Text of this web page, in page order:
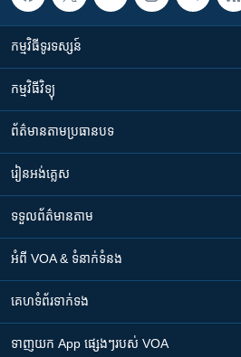
កម្មវិធី​ទូរទស្សន៍
កម្មវិធី​វិទ្យុ
ព័ត៌មាន​តាមប្រធានបទ​
រៀន​​អង់គ្លេស
ទទួល​ព័ត៌មាន​តាម
អំពី​ VOA & ទំនាក់ទំនង
គេហទំព័រ​​ទាក់ទង
ទាញយក​ App ផ្សេងៗ​របស់​ VOA